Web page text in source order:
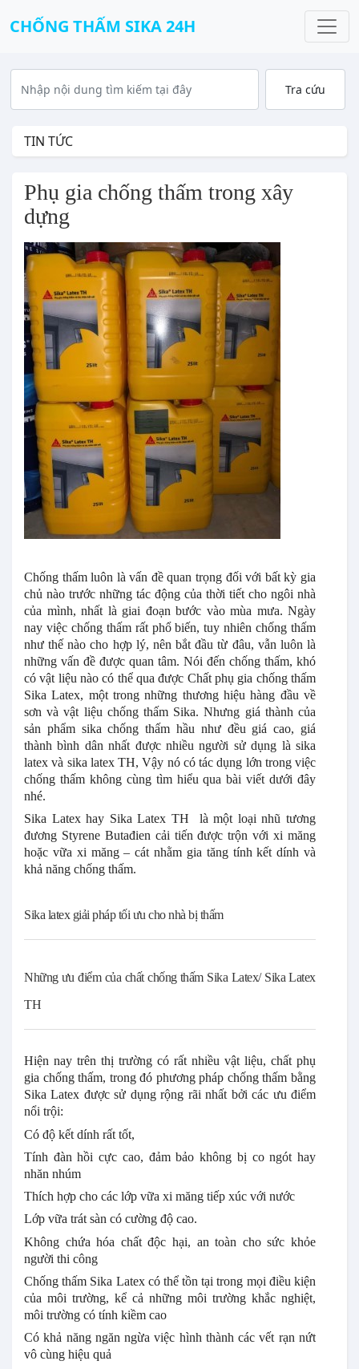
CHỐNG THẤM SIKA 24H
TIN TỨC
Phụ gia chống thấm trong xây
dựng
Chống thấm luôn là vấn đề quan trọng đối với bất kỳ gia
chủ nào trước những tác động của thời tiết cho ngôi nhà
của mình, nhất là giai đoạn bước vào mùa mưa. Ngày
nay việc chống thấm rất phổ biến, tuy nhiên chống thấm
như thế nào cho hợp lý, nên bắt đầu từ đâu, vẫn luôn là
những vấn đề được quan tâm. Nói đến chống thấm, khó
có vật liệu nào có thể qua được Chất phụ gia chống thấm
Sika Latex, một trong những thương hiệu hàng đầu về
sơn và vật liệu chống thấm Sika. Nhưng giá thành của
sản phẩm sika chống thấm hầu như đều giá cao, giá
thành bình dân nhất được nhiều người sử dụng là sika
latex và sika latex TH, Vậy nó có tác dụng lớn trong việc
chống thấm không cùng tìm hiểu qua bài viết dưới đây
nhé.
Sika Latex hay Sika Latex TH là một loại nhũ tương
đương Styrene Butađien cải tiến được trộn với xi măng
hoặc vữa xi măng – cát nhằm gia tăng tính kết dính và
khả năng chống thấm.
Sika latex giải pháp tối ưu cho nhà bị thấm
Những ưu điểm của chất chống thấm Sika Latex/ Sika Latex
TH
Hiện nay trên thị trường có rất nhiều vật liệu, chất phụ
gia chống thấm, trong đó phương pháp chống thấm bằng
Sika Latex được sử dụng rộng rãi nhất bởi các ưu điểm
nổi trội:
Có độ kết dính rất tốt,
Tính đàn hồi cực cao, đảm bảo không bị co ngót hay
nhăn nhúm
Thích hợp cho các lớp vữa xi măng tiếp xúc với nước
Lớp vữa trát sàn có cường độ cao.
Không chứa hóa chất độc hại, an toàn cho sức khỏe
người thi công
Chống thấm Sika Latex có thể tồn tại trong mọi điều kiện
của môi trường, kể cả những môi trường khắc nghiệt,
môi trường có tính kiềm cao
Có khả năng ngăn ngừa việc hình thành các vết rạn nứt
vô cùng hiệu quả